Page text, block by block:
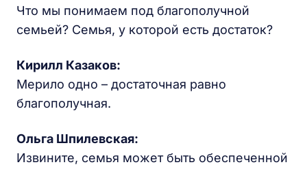
Что мы понимаем под благополучной
семьей? Семья, у которой есть достаток?
Кирилл Казаков:
Мерило одно – достаточная равно
благополучная.
Ольга Шпилевская:
Извините, семья может быть обеспеченной